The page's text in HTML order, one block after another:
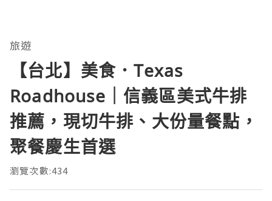
旅遊
【台北】美食．Texas
Roadhouse｜信義區美式牛排
推薦，現切牛排、大份量餐點，
聚餐慶生首選
瀏覽次數:434